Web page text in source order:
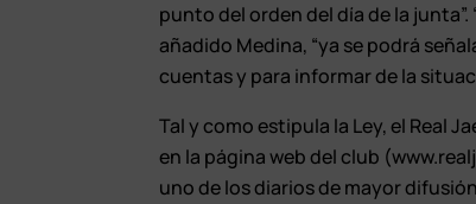
punto del orden del día de la
añadido Medina, “ya se podrá
cuentas y para informar de la
Tal y como estipula la Ley, el Real
en la página web del club
uno de los diarios de mayor